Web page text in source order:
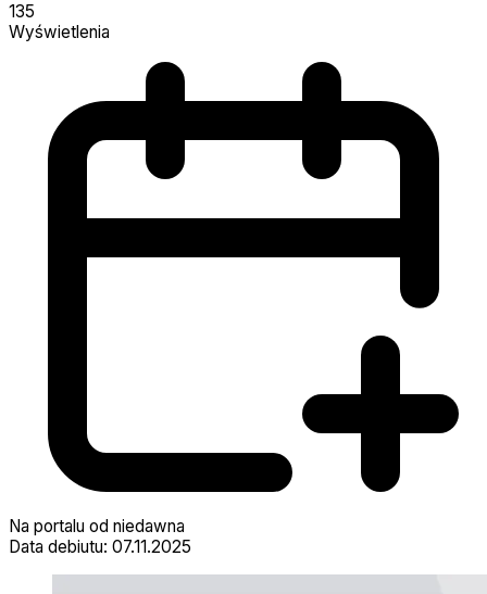
135
Wyświetlenia
Na portalu od niedawna
Data debiutu: 07.11.2025